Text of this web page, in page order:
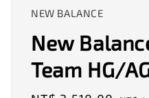
NEW BALANCE
New
Team HG/